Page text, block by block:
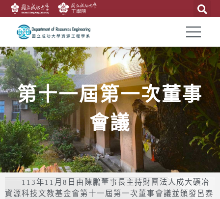
第十一屆第一次董事
會議
113年11月8日由陳鵬董事長主持財團法人成大礦冶
資源科技文教基金會第十一屆第一次董事會議並頒發呂泰